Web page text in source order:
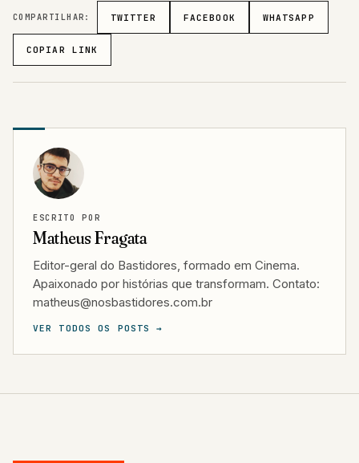
COMPARTILHAR: TWITTER FACEBOOK WHATSAPP
COPIAR LINK
ESCRITO POR
Matheus Fragata
Editor-geral do Bastidores, formado em Cinema.
Apaixonado por histórias que transformam. Contato:
matheus@nosbastidores.com.br
VER TODOS OS POSTS →